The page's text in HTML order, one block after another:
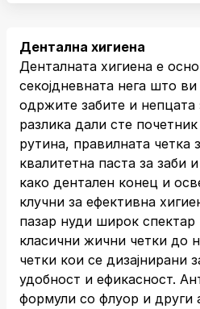
Дентална хигиена
Денталната хигиена е
секојдневната нега што
одржите забите и непцата
разлика дали сте
рутина, правилната четка
квалитетна паста за заби
како дентален конец и
клучни за ефективна
пазар нуди широк
класични жични четки до
четки кои се дизајнирани
удобност и ефикасност.
формули со флуор и други